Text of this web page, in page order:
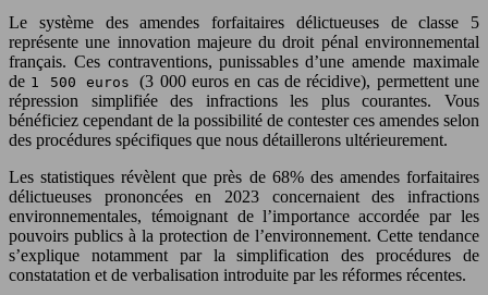
Le système des amendes forfaitaires délictueuses de classe 5
représente une innovation majeure du droit pénal environnemental
français. Ces contraventions, punissables d’une amende maximale
de 1 500 euros(3 000 euros en cas de récidive), permettent une
répression simplifiée des infractions les plus courantes. Vous
bénéficiez cependant de la possibilité de contester ces amendes selon
des procédures spécifiques que nous détaillerons ultérieurement.
Les statistiques révèlent que près de 68% des amendes forfaitaires
délictueuses prononcées en 2023 concernaient des infractions
environnementales, témoignant de l’importance accordée par les
pouvoirs publics à la protection de l’environnement. Cette tendance
s’explique notamment par la simplification des procédures de
constatation et de verbalisation introduite par les réformes récentes.